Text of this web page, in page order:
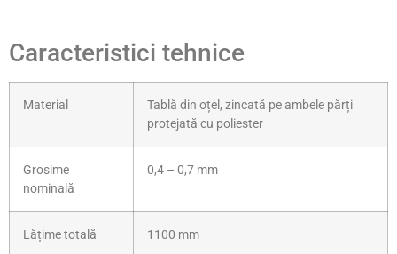
Caracteristici tehnice
Material
Tablă din oțel, zincată pe ambele părți
protejată cu poliester
Grosime
nominală
0,4 – 0,7 mm
Lățime totală 1100 mm